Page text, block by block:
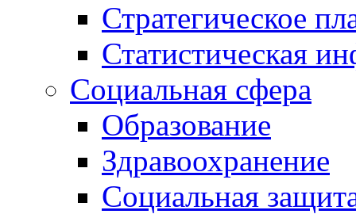
Стратегическое
Статистическая
Социальная сфера
Образование
Здравоохранение
Социальная